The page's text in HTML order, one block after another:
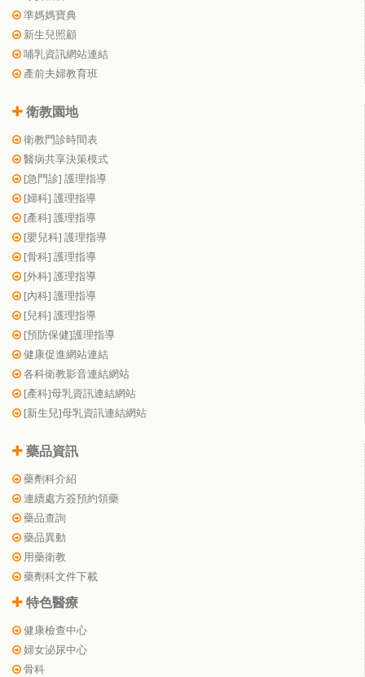
準媽媽寶典
新生兒照顧
哺乳資訊網站連結
產前夫婦教育班
衛教園地
衛教門診時間表
醫病共享決策模式
[急門診] 護理指導
[婦科] 護理指導
[產科] 護理指導
[嬰兒科] 護理指導
[骨科] 護理指導
[外科] 護理指導
[內科] 護理指導
[兒科] 護理指導
[預防保健]護理指導
健康促進網站連結
各科衛教影音連結網站
[產科]母乳資訊連結網站
[新生兒]母乳資訊連結網站
藥品資訊
藥劑科介紹
連續處方簽預約領藥
藥品查詢
藥品異動
用藥衛教
藥劑科文件下載
特色醫療
健康檢查中心
婦女泌尿中心
骨科